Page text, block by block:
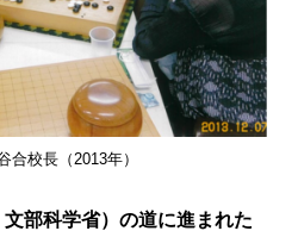
校長（2013年）
部科学省）の道に進まれた